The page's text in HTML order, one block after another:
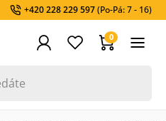
+420 228 229 597(Po-Pá: 7 - 16)
0